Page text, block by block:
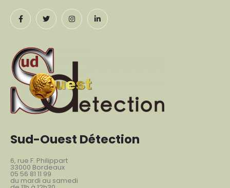
Sud-Ouest Détection
6, rue F. Philippart
33000 Bordeaux
05 56 81 11 99
du mardi au samedi